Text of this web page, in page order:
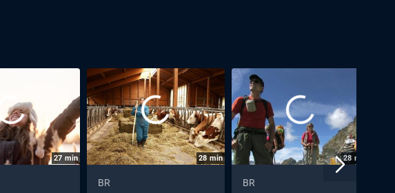
27 min 28 min
BR
28 min
BR